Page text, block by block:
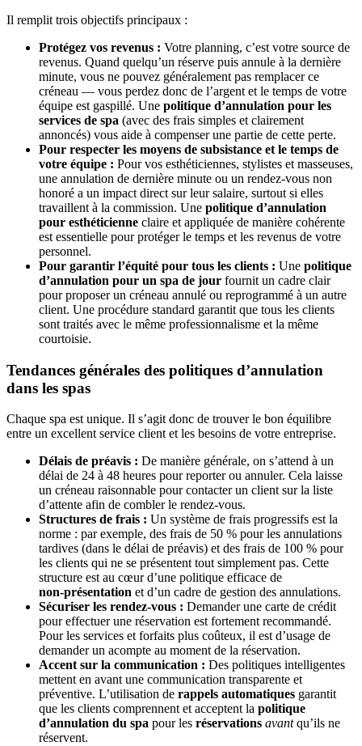
Il remplit trois objectifs principaux :
Protégez vos revenus : Votre planning, c’est votre source de
revenus. Quand quelqu’un réserve puis annule à la dernière
minute, vous ne pouvez généralement pas remplacer ce
créneau — vous perdez donc de l’argent et le temps de votre
équipe est gaspillé. Une politique d’annulation pour les
services de spa (avec des frais simples et clairement
annoncés) vous aide à compenser une partie de cette perte.
Pour respecter les moyens de subsistance et le temps de
votre équipe : Pour vos esthéticiennes, stylistes et masseuses,
une annulation de dernière minute ou un rendez-vous non
honoré a un impact direct sur leur salaire, surtout si elles
travaillent à la commission. Une politique d’annulation
pour esthéticienne claire et appliquée de manière cohérente
est essentielle pour protéger le temps et les revenus de votre
personnel.
Pour garantir l’équité pour tous les clients : Une politique
d’annulation pour un spa de jour fournit un cadre clair
pour proposer un créneau annulé ou reprogrammé à un autre
client. Une procédure standard garantit que tous les clients
sont traités avec le même professionnalisme et la même
courtoisie.
Tendances générales des politiques d’annulation
dans les spas
Chaque spa est unique. Il s’agit donc de trouver le bon équilibre
entre un excellent service client et les besoins de votre entreprise.
Délais de préavis : De manière générale, on s’attend à un
délai de 24 à 48 heures pour reporter ou annuler. Cela laisse
un créneau raisonnable pour contacter un client sur la liste
d’attente afin de combler le rendez-vous.
Structures de frais : Un système de frais progressifs est la
norme : par exemple, des frais de 50 % pour les annulations
tardives (dans le délai de préavis) et des frais de 100 % pour
les clients qui ne se présentent tout simplement pas. Cette
structure est au cœur d’une politique efficace de
non‑présentation et d’un cadre de gestion des annulations.
Sécuriser les rendez-vous : Demander une carte de crédit
pour effectuer une réservation est fortement recommandé.
Pour les services et forfaits plus coûteux, il est d’usage de
demander un acompte au moment de la réservation.
Accent sur la communication : Des politiques intelligentes
mettent en avant une communication transparente et
préventive. L’utilisation de rappels automatiques garantit
que les clients comprennent et acceptent la politique
d’annulation du spa pour les réservations avantqu’ils ne
réservent.